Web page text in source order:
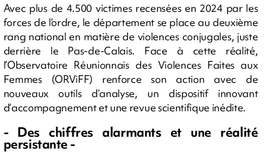
Avec plus de 4.500 victimes recensées en 2024 par les
forces de l’ordre, le département se place au deuxième
rang national en matière de violences conjugales, juste
derrière le Pas-de-Calais. Face à cette réalité,
l’Observatoire Réunionnais des Violences Faites aux
Femmes (ORViFF) renforce son action avec de
nouveaux outils d’analyse, un dispositif innovant
d’accompagnement et une revue scientifique inédite.
- Des chiffres alarmants et une réalité
persistante -